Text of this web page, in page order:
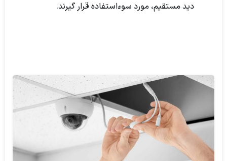
دید مستقیم، مورد سوءاستفاده قرار گیرند.